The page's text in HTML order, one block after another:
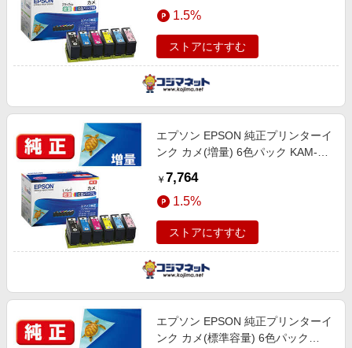
1.5%
ストアにすすむ
エプソン EPSON 純正プリンターイ
ンク カメ(増量) 6色パック KAM-
￥ 7,764
1.5%
ストアにすすむ
エプソン EPSON 純正プリンターイ
ンク カメ(標準容量) 6色パック